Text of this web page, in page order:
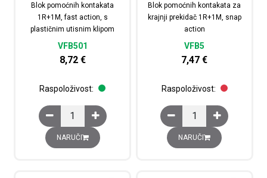
Blok pomoćnih kontakata
1R+1M, fast action, s
plastičnim utisnim klipom
VFB501
8,72 €
Raspoloživost:
Blok pomoćnih kontakata 1R+1M, fast action, s
NARUČI
Blok pomoćnih kontakata za
krajnji prekidač 1R+1M, snap
action
VFB5
7,47€
Raspoloživost:
Blok pomoćnih
NARUČI